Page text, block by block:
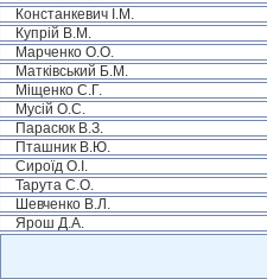
Констанкевич І.М.
Купрій В.М.
Марченко О.О.
Матківський Б.М.
Міщенко С.Г.
Мусій О.С.
Парасюк В.З.
Пташник В.Ю.
Сироїд О.І.
Тарута С.О.
Шевченко В.Л.
Ярош Д.А.